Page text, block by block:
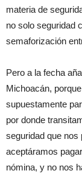
materia de
no solo seguridad
semaforización
Pero a la fecha
Michoacán,
supuestamente
por donde
seguridad que nos
aceptáramos
nómina, y no nos